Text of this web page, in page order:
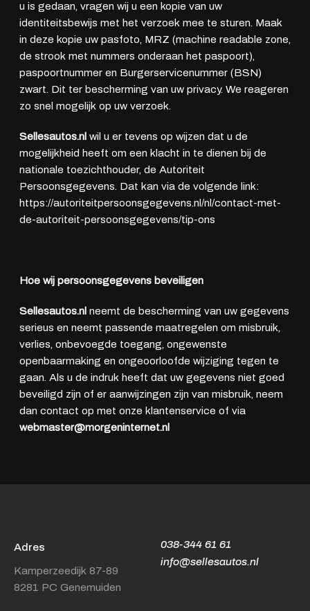
u is gedaan, vragen wij u een kopie van uw
identiteitsbewijs met het verzoek mee te sturen. Maak
in deze kopie uw pasfoto, MRZ (machine readable zone,
de strook met nummers onderaan het paspoort),
paspoortnummer en Burgerservicenummer (BSN)
zwart. Dit ter bescherming van uw privacy. We reageren
zo snel mogelijk op uw verzoek.
Sellesautos.nl wil u er tevens op wijzen dat u de
mogelijkheid heeft om een klacht in te dienen bij de
nationale toezichthouder, de Autoriteit
Persoonsgegevens. Dat kan via de volgende link:
https://autoriteitpersoonsgegevens.nl/nl/contact-met-
de-autoriteit-persoonsgegevens/tip-ons
Hoe wij persoonsgegevens beveiligen
Sellesautos.nl neemt de bescherming van uw gegevens
serieus en neemt passende maatregelen om misbruik,
verlies, onbevoegde toegang, ongewenste
openbaarmaking en ongeoorloofde wijziging tegen te
gaan. Als u de indruk heeft dat uw gegevens niet goed
beveiligd zijn of er aanwijzingen zijn van misbruik, neem
dan contact op met onze klantenservice of via
webmaster@morgeninternet.nl
038-344 61 61
info@sellesautos.nl
Adres
Kamperzeedijk 87-89
8281 PC Genemuiden